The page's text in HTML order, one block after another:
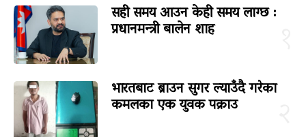
सही समय आउन केही समय लाग्छ :
प्रधानमन्त्री बालेन शाह
भारतबाट ब्राउन सुगर ल्याउँदै गरेका
कमलका एक युवक पक्राउ